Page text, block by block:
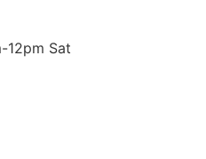
12pm Sat